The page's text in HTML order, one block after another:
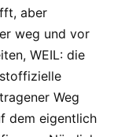
aber
weg und vor
WEIL: die
Weg
dem eigentlich